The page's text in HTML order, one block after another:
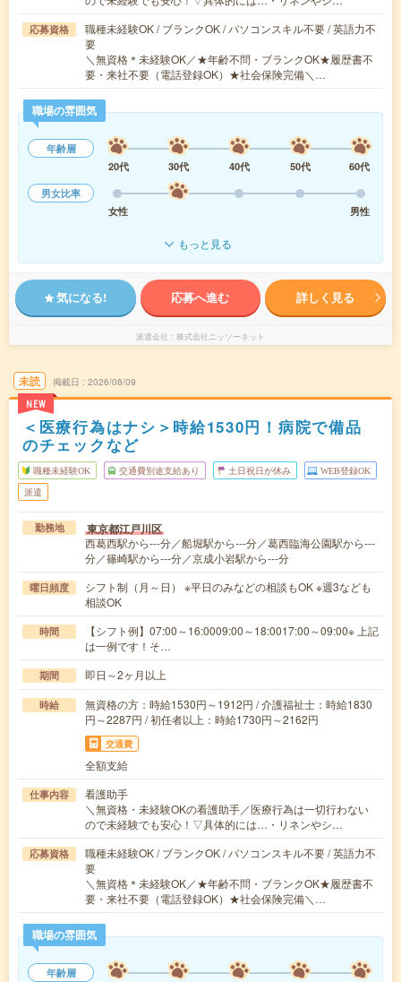
応募資格
職種未経験OK / ブランクOK / パソコンスキル不要 / 英語力不
要
＼無資格＊未経験OK／★年齢不問・ブランクOK★履歴書不
要・来社不要（電話登録OK）★社会保険完備＼…
職場の雰囲気
年齢層
20代
30代 40代 50代
60代
男女比率
女性
男性
もっと見る
気になる! 応募へ進む 詳しく見る
派遣会社 株式会社ニッソーネット
未読
NEW
掲載日 2026/08/09
＜医療行為はナシ＞時給1530円！病院で備品
のチェックなど
職種未経験OK 交通費別途支給あり 土日祝日が休み WEB登録OK
派遣
勤務地 東京都江戸川区
西葛西駅から---分／船堀駅から---分／葛西臨海公園駅から---
分／篠崎駅から---分／京成小岩駅から---分
曜日頻度
シフト制（月～日） ※平日のみなどの相談もOK ※週3なども
相談OK
時間
【シフト例】07:00～16:0009:00～18:0017:00～09:00※ 上記
は一例です！そ…
期間 即日～2ヶ月以上
時給
無資格の方：時給1530円～1912円 / 介護福祉士：時給1830
円～2287円 / 初任者以上：時給1730円～2162円
交通費
全額支給
仕事内容
看護助手
＼無資格・未経験OKの看護助手／医療行為は一切行わない
ので未経験でも安心！▽具体的には…・リネンやシ…
応募資格
職種未経験OK / ブランクOK / パソコンスキル不要 / 英語力不
要
＼無資格＊未経験OK／★年齢不問・ブランクOK★履歴書不
要・来社不要（電話登録OK）★社会保険完備＼…
職場の雰囲気
年齢層